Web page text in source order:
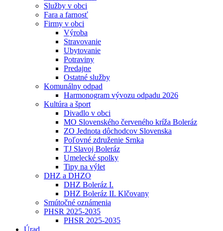
Služby v obci
Fara a farnosť
Firmy v obci
Výroba
Stravovanie
Ubytovanie
Potraviny
Predajne
Ostatné služby
Komunálny odpad
Harmonogram vývozu odpadu 2026
Kultúra a šport
Divadlo v obci
MO Slovenského červeného kríža Boleráz
ZO Jednota dôchodcov Slovenska
Poľovné združenie Srnka
TJ Slavoj Boleráz
Umelecké spolky
Tipy na výlet
DHZ a DHZO
DHZ Boleráz I.
DHZ Boleráz II. Klčovany
Smútočné oznámenia
PHSR 2025-2035
PHSR 2025-2035
Úrad